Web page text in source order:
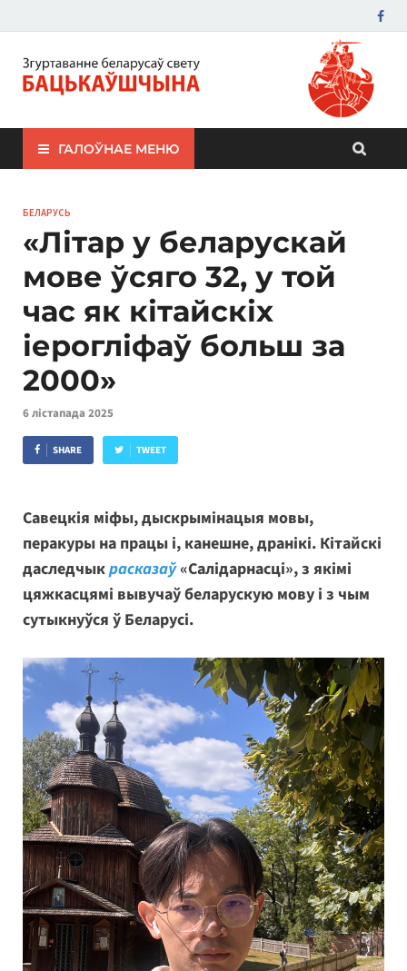
ЗБС "Бацькаўшчына"
ГАЛОЎНАЕ МЕНЮ
БЕЛАРУСЬ
«Літар у беларускай
мове ўсяго 32, у той
час як кітайскіх
іерогліфаў больш за
2000»
6 лістапада 2025
SHARE TWEET
Савецкія міфы, дыскрымінацыя мовы,
перакуры на працы і, канешне, дранікі. Кітайскі
даследчыкрасказаў«Салідарнасці», з якімі
цяжкасцямі вывучаў беларускую мову і з чым
сутыкнуўся ў Беларусі.